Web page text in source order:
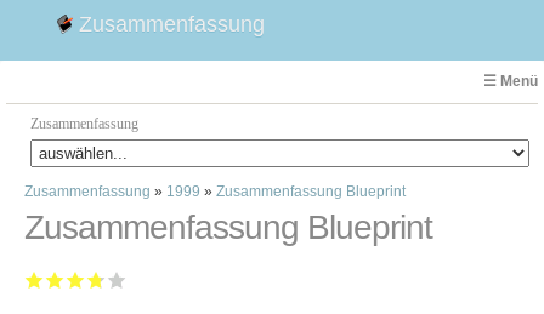
Zusammenfassung
☰ Menü
Zusammenfassung
Faust
Willhelm Tell
Zusammenfassung » 1999 » Zusammenfassung Blueprint
Zusammenfassung Blueprint